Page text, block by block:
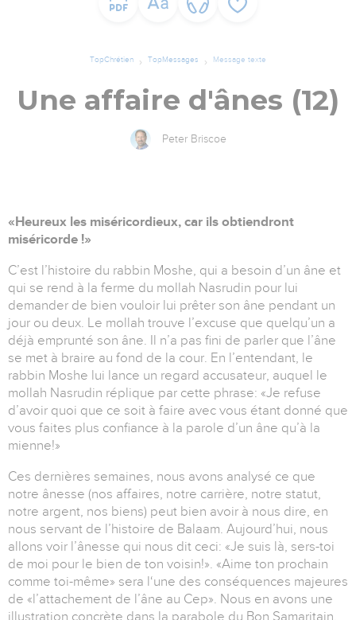
TopChrétien TopMessages Message texte
Une affaire d'ânes (12)
Peter Briscoe
«Heureux les miséricordieux, car ils obtiendront
miséricorde !»
C’est l’histoire du rabbin Moshe, qui a besoin d’un âne et
qui se rend à la ferme du mollah Nasrudin pour lui
demander de bien vouloir lui prêter son âne pendant un
jour ou deux. Le mollah trouve l’excuse que quelqu’un a
déjà emprunté son âne. Il n’a pas fini de parler que l’âne
se met à braire au fond de la cour. En l’entendant, le
rabbin Moshe lui lance un regard accusateur, auquel le
mollah Nasrudin réplique par cette phrase: «Je refuse
d’avoir quoi que ce soit à faire avec vous étant donné que
vous faites plus confiance à la parole d’un âne qu’à la
mienne!»
Ces dernières semaines, nous avons analysé ce que
notre ânesse (nos affaires, notre carrière, notre statut,
notre argent, nos biens) peut bien avoir à nous dire, en
nous servant de l’histoire de Balaam. Aujourd’hui, nous
allons voir l’ânesse qui nous dit ceci: «Je suis là, sers-toi
de moi pour le bien de ton voisin!». «Aime ton prochain
comme toi-même» sera l‘une des conséquences majeures
de «l’attachement de l’âne au Cep». Nous en avons une
illustration concrète dans la parabole du Bon Samaritain,